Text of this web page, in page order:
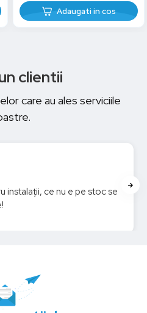
Adaugati in cos
clientii
care au ales serviciile
instalații, ce nu e pe stoc se